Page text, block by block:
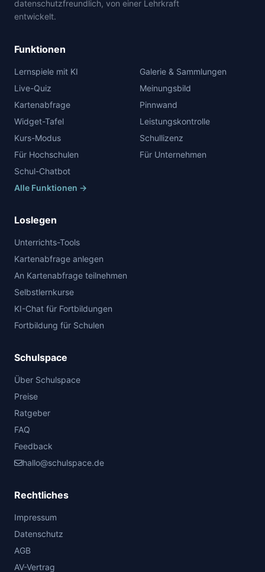
datenschutzfreundlich, von einer Lehrkraft
entwickelt.
Funktionen
Lernspiele mit KI
Galerie & Sammlungen
Live-Quiz
Meinungsbild
Kartenabfrage
Pinnwand
Widget-Tafel
Leistungskontrolle
Kurs-Modus
Schullizenz
Für Hochschulen
Für Unternehmen
Schul-Chatbot
Alle Funktionen →
Loslegen
Unterrichts-Tools
Kartenabfrage anlegen
An Kartenabfrage teilnehmen
Selbstlernkurse
KI-Chat für Fortbildungen
Fortbildung für Schulen
Schulspace
Über Schulspace
Preise
Ratgeber
FAQ
Feedback
hallo@schulspace.de
Rechtliches
Impressum
Datenschutz
AGB
AV-Vertrag